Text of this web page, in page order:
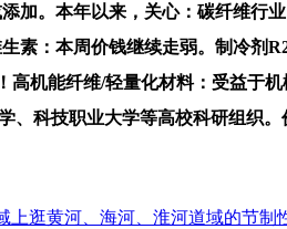
加。本年以来，关心：碳纤维行
素：本周价钱继续走弱。制冷剂
高机能纤维/轻量化材料：受益于
、科技职业大学等高校科研组织
上逛黄河、海河、淮河道域的节制